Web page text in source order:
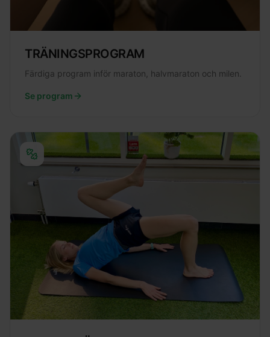
TRÄNINGSPROGRAM
Färdiga program inför maraton, halvmaraton och milen.
Se program